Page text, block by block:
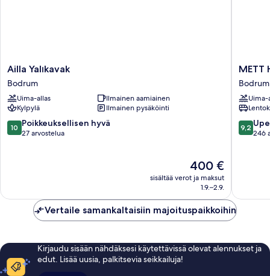
Ailla
Yalıkavak
Bodrum
Ailla Yalıkavak
Bodrum
Uima-allas
Ilmainen aamiainen
Kylpylä
Ilmainen pysäköinti
10.0
kautta
10 Poikkeuksellisen hyvä
27 arvostelua
Hinta
on
400 €
400 €
sisältää verot ja maksut
1.9.–2.9.
METT
Hotel
&
Beach
Resort
Bodrum
METT
Uima-
9.2
kautta
9,2
246
Vertaile samankaltaisiin majoituspaikkoihin
Kirjaudu sisään nähdäksesi käytettävissä olevat alennukset ja
edut. Lisää uusia, palkitsevia seikkailuja!